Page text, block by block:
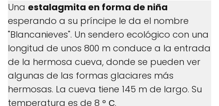
Una estalagmita en forma de niña
esperando a su príncipe le da el nombre
"Blancanieves". Un sendero ecológico con una
longitud de unos 800 m conduce a la entrada
de la hermosa cueva, donde se pueden ver
algunas de las formas glaciares más
hermosas. La cueva tiene 145 m de largo. Su
temperatura es de 8 ° С.